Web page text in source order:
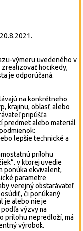
výmeru uvedeného v
zrealizovať hocikedy,
je odporúčaná.
na konkrétneho
krajinu, oblasť alebo
pripúšťa
predmet alebo materiál
lepšie technické a
prílohu
v ktorej uvedie
ponúka ekvivalent,
parametre
verejný obstarávateľ
či ponúkaný
je alebo nie je
výzvy na
prílohu nepredloží, má
výrobok.